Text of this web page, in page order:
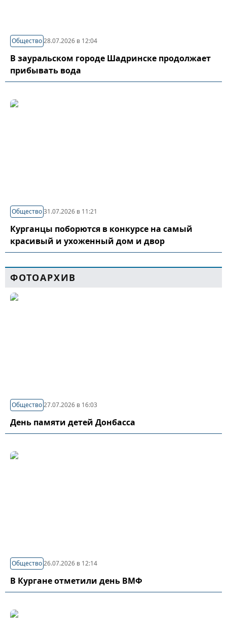
Общество28.07.2026 в 12:04
В зауральском городе Шадринске продолжает
прибывать вода
Общество31.07.2026 в 11:21
Курганцы поборются в конкурсе на самый
красивый и ухоженный дом и двор
ФОТОАРХИВ
Общество27.07.2026 в 16:03
День памяти детей Донбасса
Общество26.07.2026 в 12:14
В Кургане отметили день ВМФ